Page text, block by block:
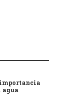
importancia
agua